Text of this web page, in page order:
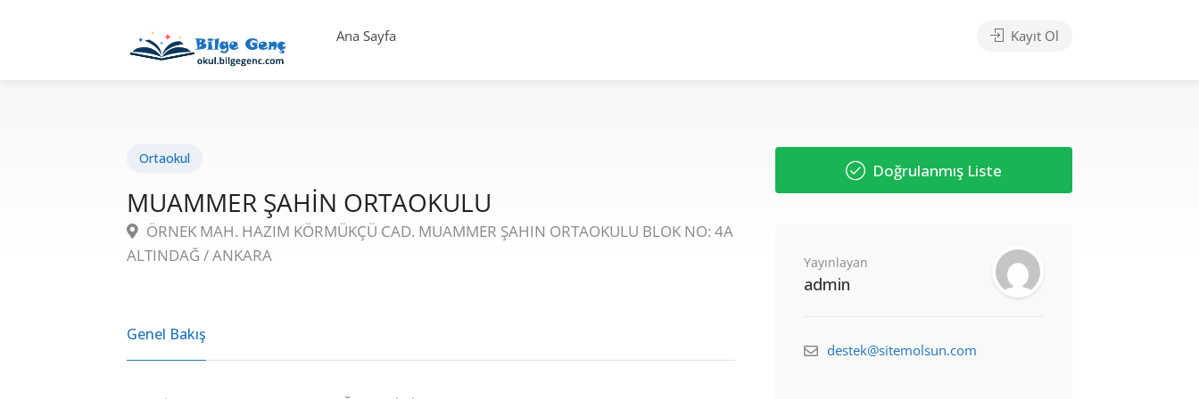
Ana Sayfa Kayıt Ol
Ortaokul
MUAMMER ŞAHİN ORTAOKULU
ÖRNEK MAH. HAZIM KÖRMÜKÇÜ CAD. MUAMMER ŞAHIN ORTAOKULU BLOK NO: 4A
ALTINDAĞ / ANKARA
Genel Bakış
Doğrulanmış Liste
Yayınlayan
admin
destek@sitemolsun.com